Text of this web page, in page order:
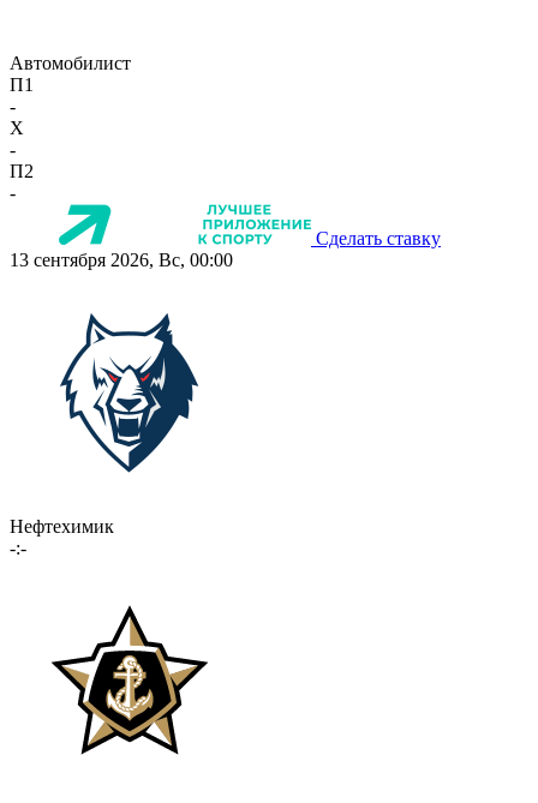
Автомобилист
П1
-
X
-
П2
-
Сделать ставку
13 сентября 2026, Вс, 00:00
Нефтехимик
-:-